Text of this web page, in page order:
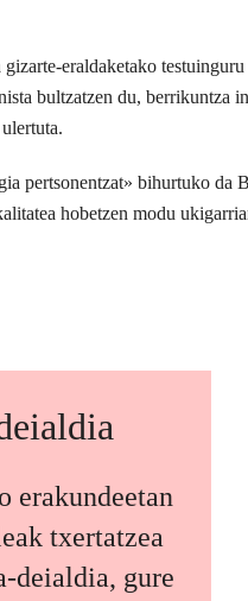
eraldaketako
bultzatzen du, berrikuntza
pertsonentzat» bihurtuko
hobetzen modu
erakundeetan
txertatzea
deialdia, gure